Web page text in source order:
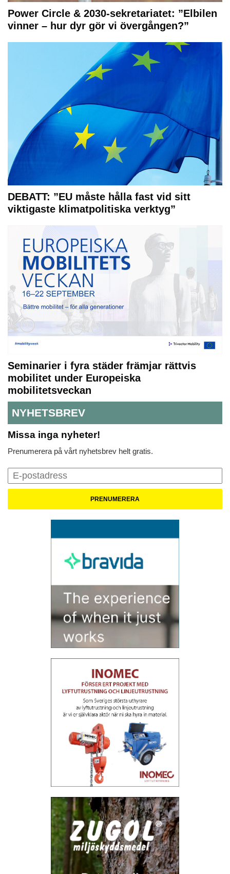
Power Circle & 2030-sekretariatet: ”Elbilen
vinner – hur dyr gör vi övergången?”
DEBATT: ”EU måste hålla fast vid sitt
viktigaste klimatpolitiska verktyg”
Seminarier i fyra städer främjar rättvis
mobilitet under Europeiska
mobilitetsveckan
NYHETSBREV
Missa inga nyheter!
Prenumerera på vårt nyhetsbrev helt gratis.